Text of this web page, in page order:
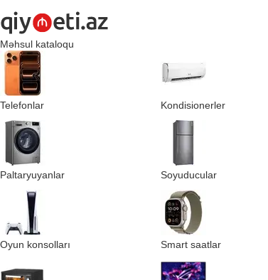
Məhsul kataloqu
Telefonlar Kondisionerler
Paltaryuyanlar Soyuducular
Oyun konsolları Smart saatlar